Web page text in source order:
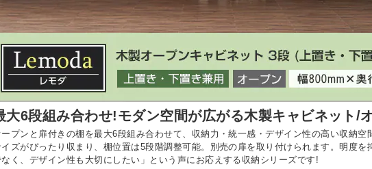
大6段組み合わせ!モダン空間が広がる木製キャビネット/
ープンと扉付きの棚を最大6段組み合わせて、収納力・統一感・デザイン性の高い収納
イズがぴったり収まり、棚位置は5段階調整可能。別売の扉を取り付けられます。明度
なく、デザイン性も大切にしたい」という声にお応えする収納シリーズです!